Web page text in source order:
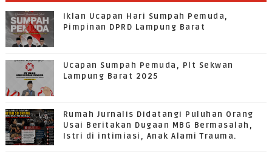
Iklan Ucapan Hari Sumpah Pemuda,
Pimpinan DPRD Lampung Barat
Ucapan Sumpah Pemuda, Plt Sekwan
Lampung Barat 2025
Rumah Jurnalis Didatangi Puluhan Orang
Usai Beritakan Dugaan MBG Bermasalah,
Istri di intimiasi, Anak Alami Trauma.